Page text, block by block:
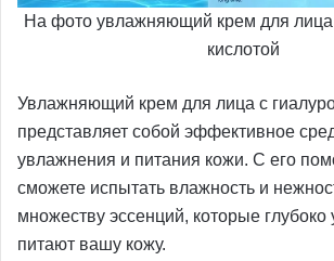
На фото увлажняющий крем для лица
кислотой
Увлажняющий крем для лица с
представляет собой эффективное
увлажнения и питания кожи. С его
сможете испытать влажность и
множеству эссенций, которые
питают вашу кожу.